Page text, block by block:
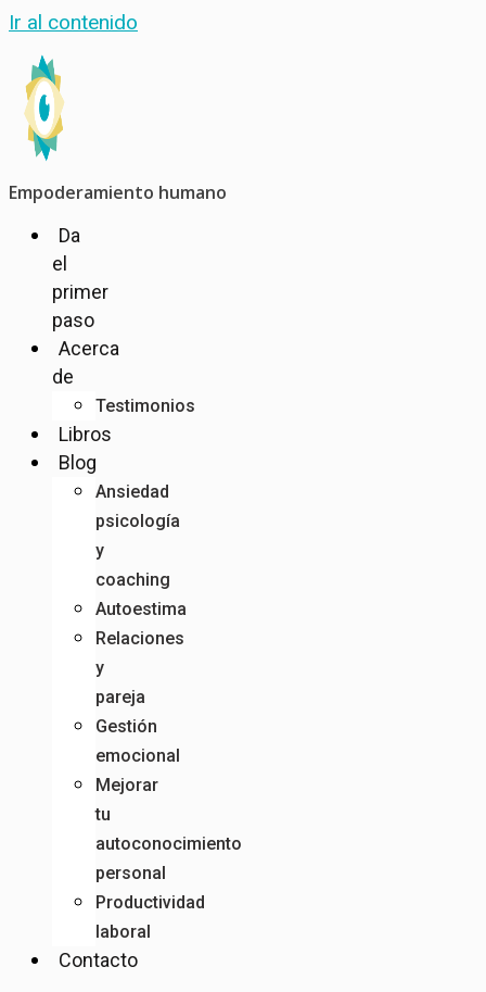
Ir al contenido
Empoderamiento humano
Da
el
primer
paso
Acerca
de
Testimonios
Libros
Blog
Ansiedad
psicología
y
coaching
Autoestima
Relaciones
y
pareja
Gestión
emocional
Mejorar
tu
autoconocimiento
personal
Productividad
laboral
Contacto